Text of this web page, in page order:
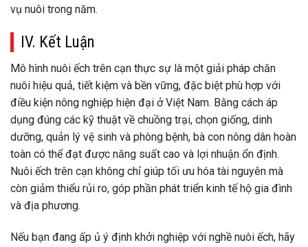
vụ nuôi trong năm.
IV. Kết Luận
Mô hình nuôi ếch trên cạn thực sự là một giải pháp chăn
nuôi hiệu quả, tiết kiệm và bền vững, đặc biệt phù hợp với
điều kiện nông nghiệp hiện đại ở Việt Nam. Bằng cách áp
dụng đúng các kỹ thuật về chuồng trại, chọn giống, dinh
dưỡng, quản lý vệ sinh và phòng bệnh, bà con nông dân hoàn
toàn có thể đạt được năng suất cao và lợi nhuận ổn định.
Nuôi ếch trên cạn không chỉ giúp tối ưu hóa tài nguyên mà
còn giảm thiểu rủi ro, góp phần phát triển kinh tế hộ gia đình
và địa phương.
Nếu bạn đang ấp ủ ý định khởi nghiệp với nghề nuôi ếch, hãy